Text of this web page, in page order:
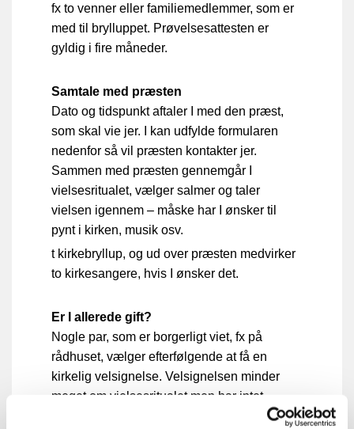
fx to venner eller familiemedlemmer, som er
med til brylluppet. Prøvelsesattesten er
gyldig i fire måneder.
Samtale med præsten
Dato og tidspunkt aftaler I med den præst,
som skal vie jer. I kan udfylde formularen
nedenfor så vil præsten kontakter jer.
Sammen med præsten gennemgår I
vielsesritualet, vælger salmer og taler
vielsen igennem – måske har I ønsker til
pynt i kirken, musik osv.
t kirkebryllup, og ud over præsten medvirker
to kirkesangere, hvis I ønsker det.
Er I allerede gift?
Nogle par, som er borgerligt viet, fx på
rådhuset, vælger efterfølgende at få en
kirkelig velsignelse. Velsignelsen minder
meget om vielsesritualet men har intet
juridisk indhold. Vælger I denne løsning skal